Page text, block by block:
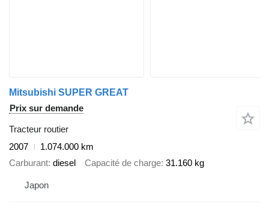
Mitsubishi SUPER GREAT
Prix sur demande
Tracteur routier
2007
1.074.000 km
Carburant diesel Capacité de charge 31.160 kg
Japon